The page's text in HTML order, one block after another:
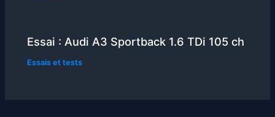
Essai : Audi A3 Sportback 1.6 TDi 105 ch
Essais et tests